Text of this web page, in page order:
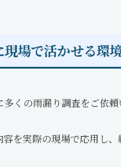
場で活かせる環
くの雨漏り調査をご依頼
を実際の現場で応用し